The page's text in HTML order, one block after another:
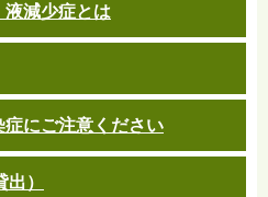
液減少症とは
にご注意ください
）